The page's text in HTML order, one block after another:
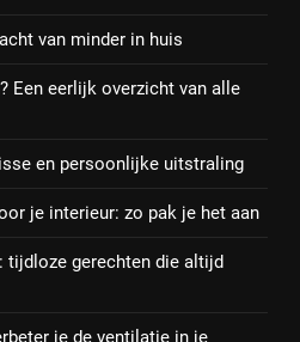
van minder in huis
Een eerlijk overzicht van alle
en persoonlijke uitstraling
je interieur: zo pak je het aan
tijdloze gerechten die altijd
je de ventilatie in je